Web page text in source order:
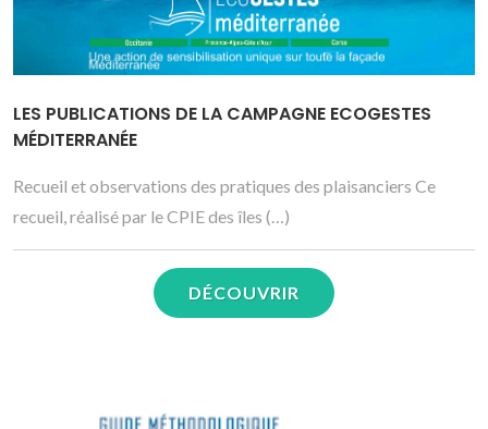
LES PUBLICATIONS DE LA CAMPAGNE ECOGESTES
MÉDITERRANÉE
Recueil et observations des pratiques des plaisanciers Ce
recueil, réalisé par le CPIE des îles (…)
DÉCOUVRIR